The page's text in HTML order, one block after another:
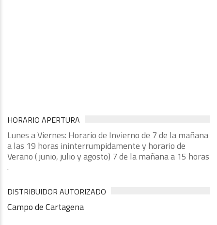
HORARIO APERTURA
Lunes a Viernes: Horario de Invierno de 7 de la mañana
a las 19 horas ininterrumpidamente y horario de
Verano ( junio, julio y agosto) 7 de la mañana a 15 horas
.
DISTRIBUIDOR AUTORIZADO
Campo de Cartagena